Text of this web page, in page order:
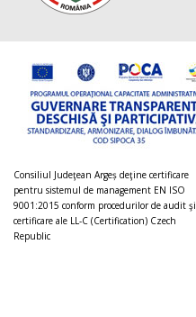
Consiliul Judeţean Argeș deţine certificare
pentru sistemul de management EN ISO
9001:2015 conform procedurilor de audit şi
certificare ale LL-C (Certification) Czech
Republic